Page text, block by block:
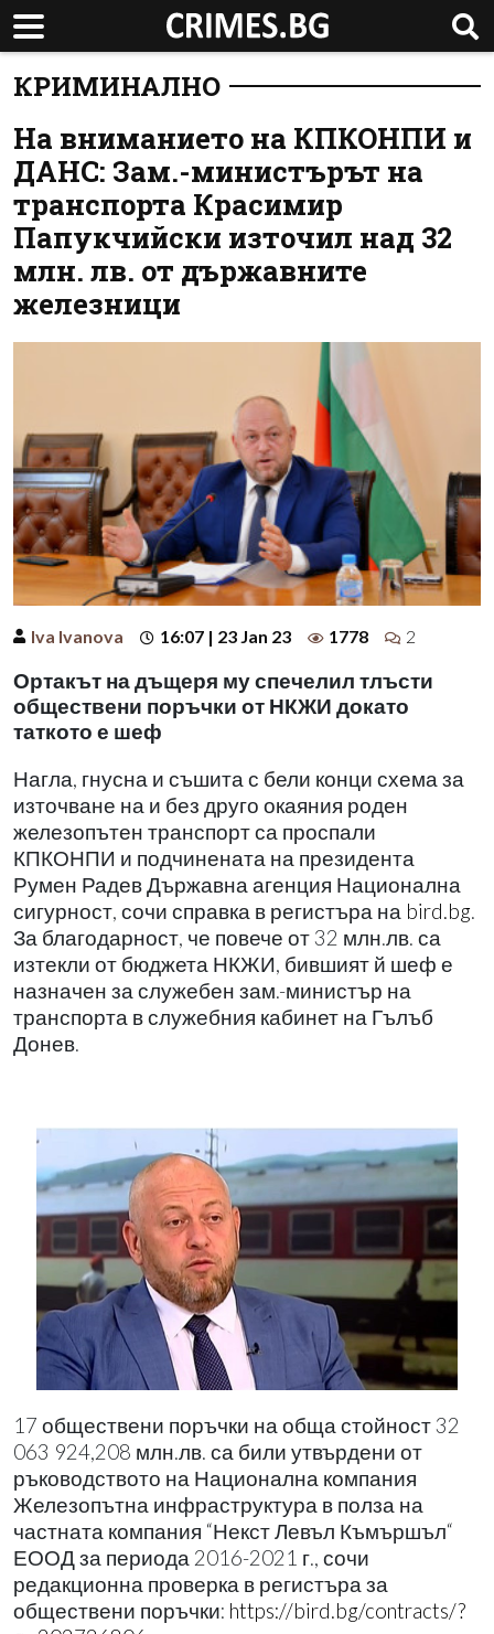
КРИМИНАЛНО
На вниманието на КПКОНПИ и
ДАНС: Зам.-министърът на
транспорта Красимир
Папукчийски източил над 32
млн. лв. от държавните
железници
Iva Ivanova 16:07 | 23 Jan 23 1778 2
Ортакът на дъщеря му спечелил тлъсти
обществени поръчки от НКЖИ докато
таткото е шеф
Нагла, гнусна и съшита с бели конци схема за
източване на и без друго окаяния роден
железопътен транспорт са проспали
КПКОНПИ и подчинената на президента
Румен Радев Държавна агенция Национална
сигурност, сочи справка в регистъра на bird.bg.
За благодарност, че повече от 32 млн.лв. са
изтекли от бюджета НКЖИ, бившият й шеф е
назначен за служебен зам.-министър на
транспорта в служебния кабинет на Гълъб
Донев.
17 обществени поръчки на обща стойност 32
063 924,208 млн.лв. са били утвърдени от
ръководството на Национална компания
Железопътна инфраструктура в полза на
частната компания “Некст Левъл Къмършъл“
ЕООД за периода 2016-2021 г., сочи
редакционна проверка в регистъра за
обществени поръчки: https://bird.bg/contracts/?